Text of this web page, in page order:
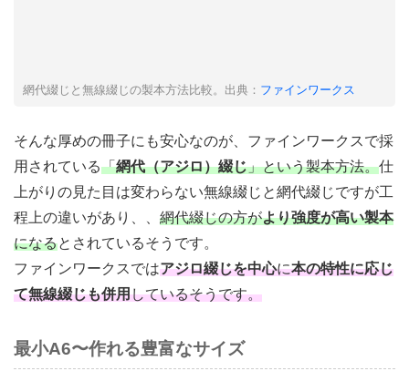
網代綴じと無線綴じの製本方法比較。出典： ファインワークス
そんな厚めの冊子にも安心なのが、ファインワークスで採
用されている「網代（アジロ）綴じ」という製本方法。仕
上がりの見た目は変わらない無線綴じと網代綴じですが工
程上の違いがあり、、 網代綴じの方がより強度が高い製本
になるとされているそうです。
ファインワークスではアジロ綴じを中心に本の特性に応じ
て無線綴じも併用しているそうです。
最小A6〜作れる豊富なサイズ